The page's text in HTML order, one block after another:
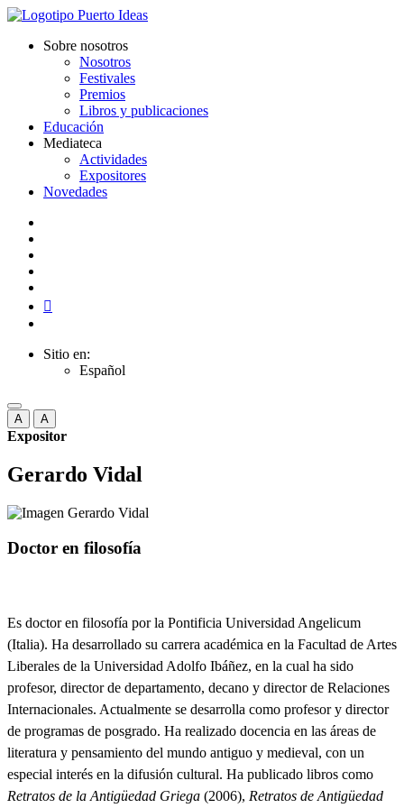
Sobre nosotros
Nosotros
Festivales
Premios
Libros y publicaciones
Educación
Mediateca
Actividades
Expositores
Novedades
Sitio en:
Español
A A
Expositor
Gerardo Vidal
Doctor en filosofía
Es doctor en filosofía por la Pontificia Universidad Angelicum
(Italia). Ha desarrollado su carrera académica en la Facultad de Artes
Liberales de la Universidad Adolfo Ibáñez, en la cual ha sido
profesor, director de departamento, decano y director de Relaciones
Internacionales. Actualmente se desarrolla como profesor y director
de programas de posgrado. Ha realizado docencia en las áreas de
literatura y pensamiento del mundo antiguo y medieval, con un
especial interés en la difusión cultural. Ha publicado libros como
Retratos de la Antigüedad Griega (2006), Retratos de Antigüedad